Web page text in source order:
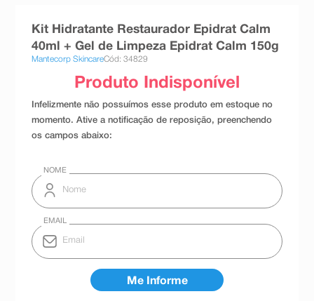
Kit Hidratante Restaurador Epidrat Calm
40ml + Gel de Limpeza Epidrat Calm 150g
Mantecorp SkincareCód: 34829
absorvente
10ºshampoo